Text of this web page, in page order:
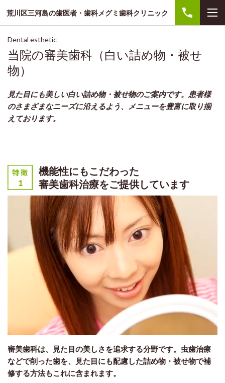
荒川区三河島の歯医者・歯科メグミ歯科クリニック
Dental esthetic
当院の審美歯科（白い詰め物・被せ
物）
見た目にも美しい白い詰め物・被せ物のご案内です。患者様
のさまざまなニーズに沿えるよう、メニューを豊富に取り揃
えております。
機能性にもこだわった
審美歯科治療をご提供しています
審美歯科は、見た目の美しさを追求する分野です。虫歯治療
などで削った歯を、見た目にも配慮した詰め物・被せ物で補
修する方法もこれに含まれます。